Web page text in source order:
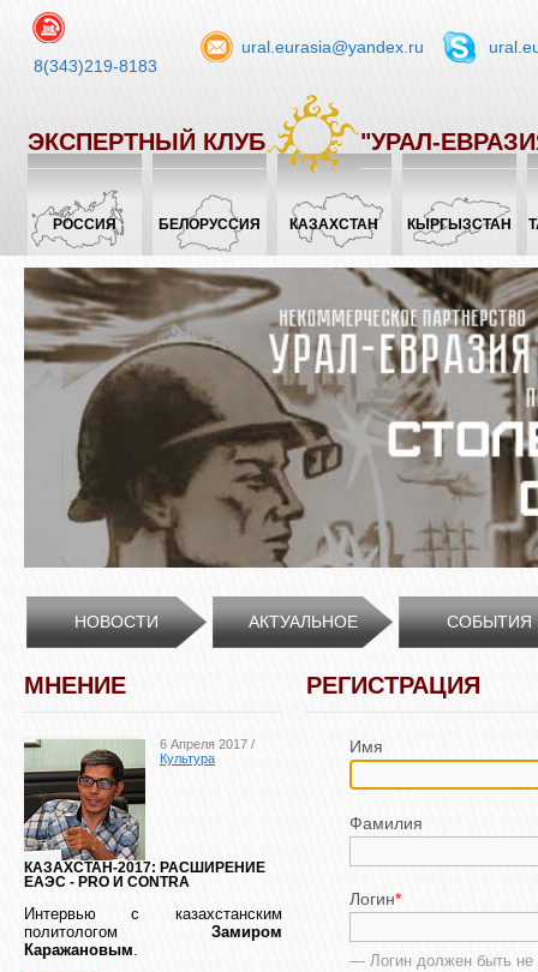
8(343)219-8183
ural.eurasia@yandex.ru
ЭКСПЕРТНЫЙ КЛУБ "УРАЛ-
РОССИЯ БЕЛОРУССИЯ КАЗАХСТАН КЫРГЫЗСТАН
НОВОСТИ АКТУАЛЬНОЕ СОБЫТИЯ
МНЕНИЕ
6 Апреля 2017 /
Культура
КАЗАХСТАН-2017: РАСШИРЕНИЕ
ЕАЭС - PRO И CONTRA
Интервью с казахстанским
политологом Замиром
Каражановым.
РЕГИСТРАЦИЯ
Имя
Фамилия
Логин*
— Логин должен быть не